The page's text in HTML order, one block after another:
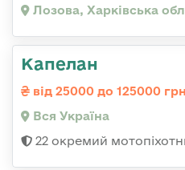
Лозова, Харківська
Капелан
від 25000 до 125000 грн
Вся Україна
22 окремий